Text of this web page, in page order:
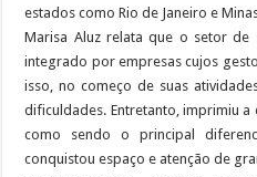
estados como Rio de Janeiro e
Marisa Aluz relata que o setor de
integrado por empresas cujos
isso, no começo de suas
dificuldades. Entretanto, imprimiu
como sendo o principal
conquistou espaço e atenção de